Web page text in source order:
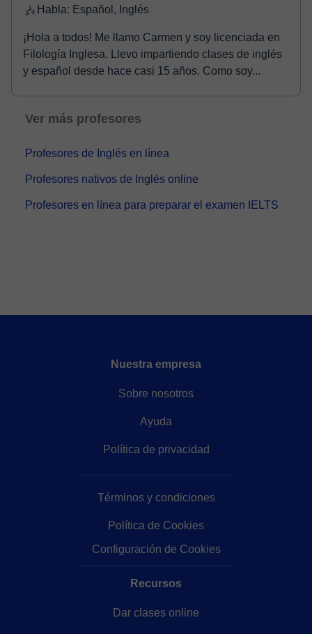
Habla: Español, Inglés
¡Hola a todos! Me llamo Carmen y soy licenciada en
Filología Inglesa. Llevo impartiendo clases de inglés
y español desde hace casi 15 años. Como soy...
Ver más profesores
Profesores de Inglés en línea
Profesores nativos de Inglés online
Profesores en línea para preparar el examen IELTS
Nuestra empresa
Sobre nosotros
Ayuda
Política de privacidad
Términos y condiciones
Política de Cookies
Configuración de Cookies
Recursos
Dar clases online